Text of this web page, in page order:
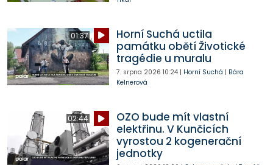
01:37
Horní Suchá uctila
památku obětí Životické
tragédie u muralu
7. srpna 2026 10:24| Horní Suchá | Bára
Kelnerová
02:44
OZO bude mít vlastní
elektřinu. V Kunčicích
vyrostou 2 kogenerační
jednotky